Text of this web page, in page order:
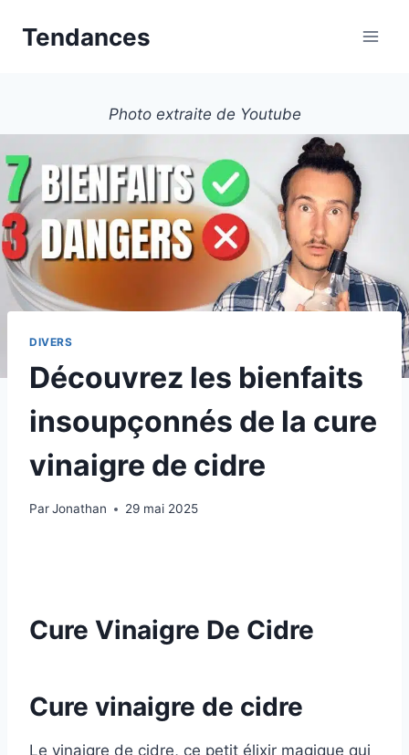
Tendances
Photo extraite de Youtube
DIVERS
Découvrez les bienfaits
insoupçonnés de la cure
vinaigre de cidre
ParJonathan 29 mai 2025
Cure Vinaigre De Cidre
Cure vinaigre de cidre
Le vinaigre de cidre, ce petit élixir magique qui